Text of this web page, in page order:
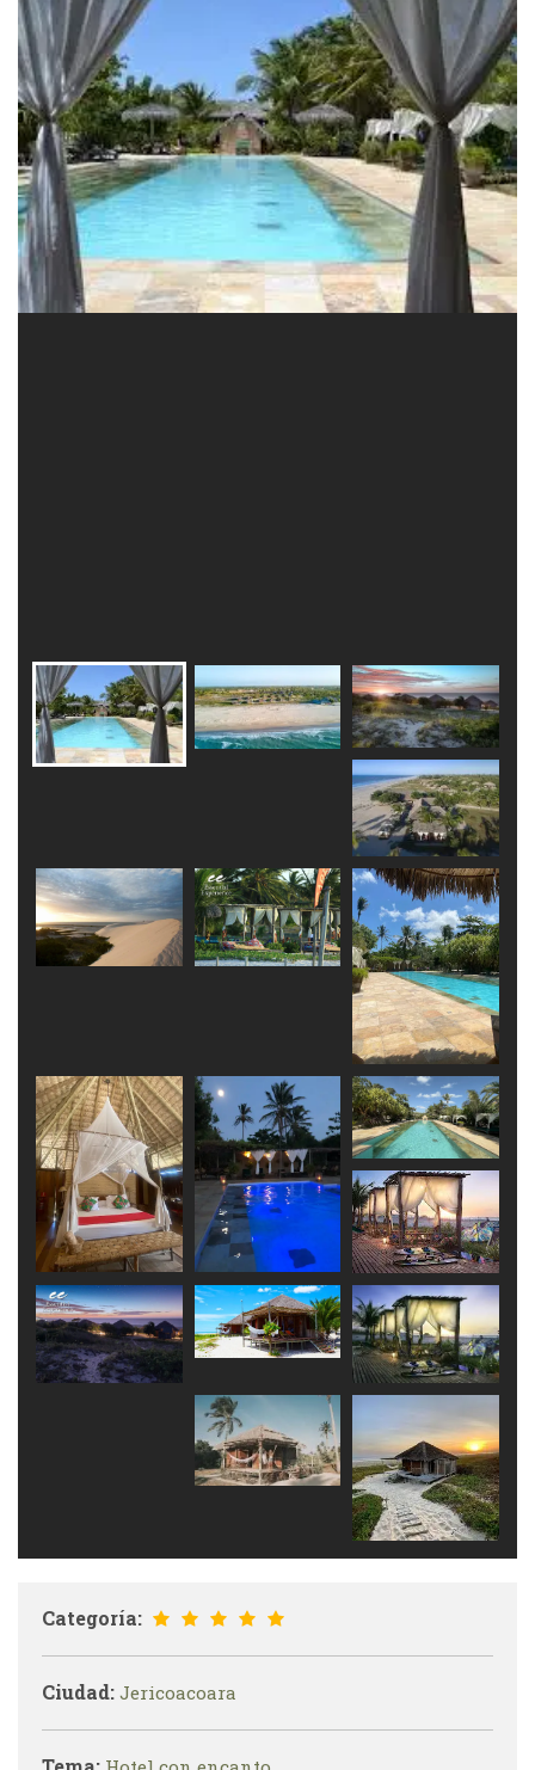
Categoría:
Ciudad: Jericoacoara